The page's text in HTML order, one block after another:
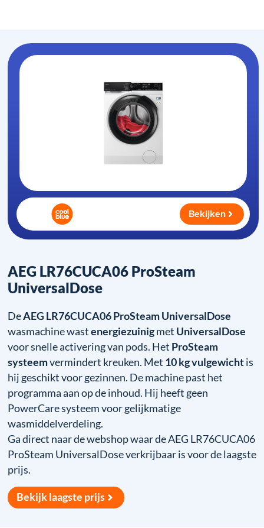
AEG LR76CUCA06 ProSteam
UniversalDose
DeAEG LR76CUCA06 ProSteam UniversalDose
wasmachine wastenergiezuinigmet UniversalDose
voor snelle activering van pods. Het ProSteam
systeemvermindert kreuken. Met 10 kg vulgewichtis
hij geschikt voor gezinnen. De machine past het
programma aan op de inhoud. Hij heeft geen
PowerCare systeem voor gelijkmatige
wasmiddelverdeling.
Ga direct naar de webshop waar de AEG LR76CUCA06
ProSteam UniversalDose verkrijbaar is voor de laagste
prijs.
Bekijk laagste prijs
Bekijken